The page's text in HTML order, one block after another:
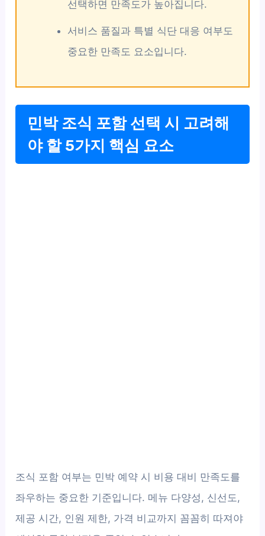
선택하면 만족도가 높아집니다.
서비스 품질과 특별 식단 대응 여부도
중요한 만족도 요소입니다.
민박 조식 포함 선택 시 고려해
야 할 5가지 핵심 요소
조식 포함 여부는 민박 예약 시 비용 대비 만족도를
좌우하는 중요한 기준입니다. 메뉴 다양성, 신선도,
제공 시간, 인원 제한, 가격 비교까지 꼼꼼히 따져야